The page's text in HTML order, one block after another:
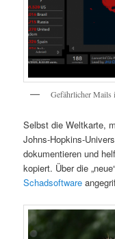
Gefährlicher Mails
Selbst die Weltkarte,
Johns-Hopkins-
dokumentieren und
kopiert. Über die
Schadsoftware